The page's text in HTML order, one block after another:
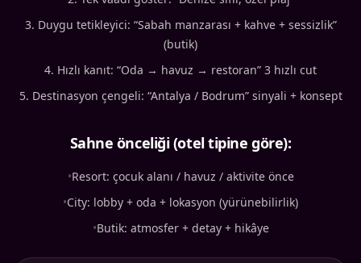
Duygu tetikleyici: “Sabah manzarası + kahve + sessizlik”
(butik)
Hızlı kanıt: “Oda → havuz → restoran” 3 hızlı cut
Destinasyon çengeli: “Antalya / Bodrum” sinyali + konsept
Sahne önceliği (otel tipine göre):
•Resort: çocuk alanı / havuz / aktivite önce
•City: lobby + oda + lokasyon (yürünebilirlik)
•Butik: atmosfer + detay + hikâye